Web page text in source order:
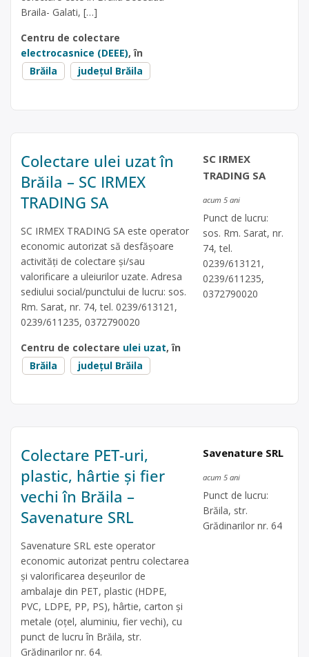
Braila- Galati, […]
Centru de colectare
electrocasnice (DEEE), în
Brăila
județul Brăila
Colectare ulei uzat în
Brăila – SC IRMEX
TRADING SA
SC IRMEX TRADING SA este operator
economic autorizat să desfăşoare
activităţi de colectare şi/sau
valorificare a uleiurilor uzate. Adresa
sediului social/punctului de lucru: sos.
Rm. Sarat, nr. 74, tel. 0239/613121,
0239/611235, 0372790020
Centru de colectare ulei uzat, în
Brăila
județul Brăila
SC IRMEX
TRADING SA
acum 5 ani
Punct de lucru:
sos. Rm. Sarat, nr.
74, tel.
0239/613121,
0239/611235,
0372790020
Colectare PET-uri,
plastic, hârtie și fier
vechi în Brăila –
Savenature SRL
Savenature SRL este operator
economic autorizat pentru colectarea
și valorificarea deșeurilor de
ambalaje din PET, plastic (HDPE,
PVC, LDPE, PP, PS), hârtie, carton și
metale (oțel, aluminiu, fier vechi), cu
punct de lucru în Brăila, str.
Grădinarilor nr. 64.
Savenature SRL
acum 5 ani
Punct de lucru:
Brăila, str.
Grădinarilor nr. 64